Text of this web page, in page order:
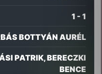
1 - 1
BOTTYÁN AURÉL
PATRIK, BERECZKI
BENCE